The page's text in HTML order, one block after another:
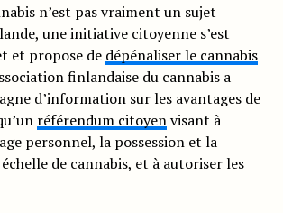
n’est pas vraiment un sujet
une initiative citoyenne s’est
et propose de dépénaliser le cannabis
finlandaise du cannabis a
d’information sur les avantages de
référendum citoyenvisant à
personnel, la possession et la
de cannabis, et à autoriser les